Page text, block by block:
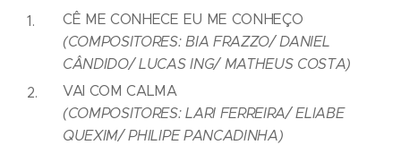
CÊ ME CONHECE EU ME CONHEÇO
(COMPOSITORES: BIA FRAZZO/ DANIEL
CÂNDIDO/ LUCAS ING/ MATHEUS COSTA)
VAI COM CALMA
(COMPOSITORES: LARI FERREIRA/ ELIABE
QUEXIM/ PHILIPE PANCADINHA)